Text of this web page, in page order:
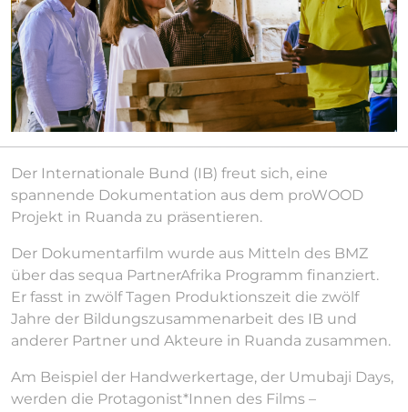
Der Internationale Bund (IB) freut sich, eine
spannende Dokumentation aus dem proWOOD
Projekt in Ruanda zu präsentieren.
Der Dokumentarfilm wurde aus Mitteln des BMZ
über das sequa PartnerAfrika Programm finanziert.
Er fasst in zwölf Tagen Produktionszeit die zwölf
Jahre der Bildungszusammenarbeit des IB und
anderer Partner und Akteure in Ruanda zusammen.
Am Beispiel der Handwerkertage, der Umubaji Days,
werden die Protagonist*Innen des Films –